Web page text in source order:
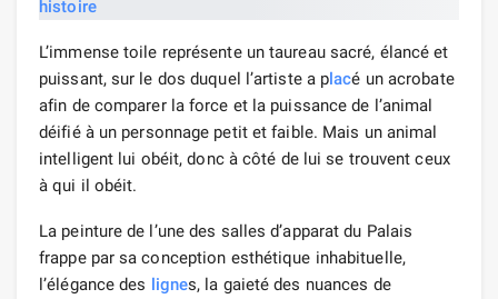
L’immense toile représente un taureau sacré, élancé et
puissant, sur le dos duquel l’artiste a placé un acrobate
afin de comparer la force et la puissance de l’animal
déifié à un personnage petit et faible. Mais un animal
intelligent lui obéit, donc à côté de lui se trouvent ceux
à qui il obéit.
La peinture de l’une des salles d’apparat du Palais
frappe par sa conception esthétique inhabituelle,
l’élégance des lignes, la gaieté des nuances de